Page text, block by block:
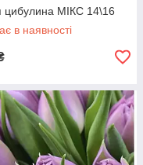
цибулина МІКС 14\16
в наявності